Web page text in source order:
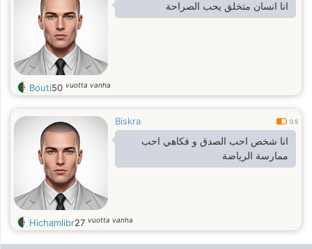
انا انسان متخلق يحب الصراحة
Bouti50 vuotta vanha
Biskra 0.5
انا شخص احب الصدق و فكاهي احب
ممارسة الرياضة
Hichamlibr27 vuotta vanha